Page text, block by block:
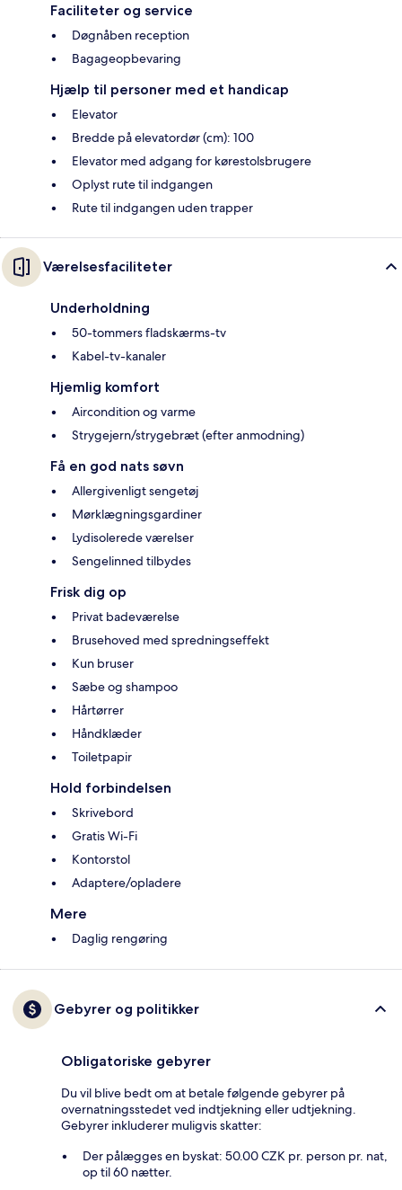
Faciliteter og service
Døgnåben reception
Bagageopbevaring
Hjælp til personer med et handicap
Elevator
Bredde på elevatordør (cm): 100
Elevator med adgang for kørestolsbrugere
Oplyst rute til indgangen
Rute til indgangen uden trapper
Værelsesfaciliteter
Underholdning
50-tommers fladskærms-tv
Kabel-tv-kanaler
Hjemlig komfort
Aircondition og varme
Strygejern/strygebræt (efter anmodning)
Få en god nats søvn
Allergivenligt sengetøj
Mørklægningsgardiner
Lydisolerede værelser
Sengelinned tilbydes
Frisk dig op
Privat badeværelse
Brusehoved med spredningseffekt
Kun bruser
Sæbe og shampoo
Hårtørrer
Håndklæder
Toiletpapir
Hold forbindelsen
Skrivebord
Gratis Wi-Fi
Kontorstol
Adaptere/opladere
Mere
Daglig rengøring
Gebyrer og politikker
Obligatoriske gebyrer
Du vil blive bedt om at betale følgende gebyrer på
overnatningsstedet ved indtjekning eller udtjekning.
Gebyrer inkluderer muligvis skatter:
Der pålægges en byskat: 50.00 CZK pr. person pr. nat,
op til 60 nætter.